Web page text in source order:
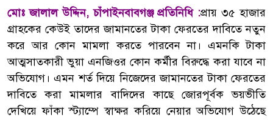
মোঃ জালাল উদ্দিন, চাঁপাইনবাবগঞ্জ প্রতিনিধি :প্রায় ৩৫ হাজার
গ্রাহকের কেউই তাদের জামানতের টাকা ফেরতের দাবিতে নতুন
করে আর কোন মামলা করতে পারবেন না। এমনকি টাকা
আত্মসাতকারী ভুয়া এনজিওর কোন কর্মীর বিরুদ্ধে করা যাবে না
অভিযোগ। এমন শর্ত দিয়ে নিজেদের জামানতের টাকা ফেরতের
দাবিতে করা মামলার বাদিদের কাছে জোরপূর্বক ভয়ভীতি
দেখিয়ে ফাঁকা স্ট্যাম্পে স্বাক্ষর করিয়ে নেয়ার অভিযোগ উঠেছে